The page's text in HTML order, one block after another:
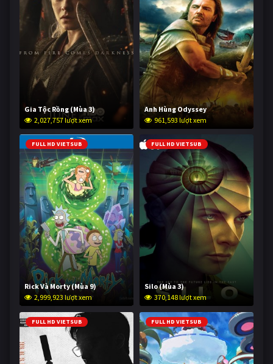
Gia Tộc Rồng (Mùa 3)
2,027,757 lượt xem
Anh Hùng Odyssey
961,593 lượt xem
FULL HD VIETSUB
Rick Và Morty (Mùa 9)
2,999,923 lượt xem
FULL HD VIETSUB
Silo (Mùa 3)
370,148 lượt xem
FULL HD VIETSUB FULL HD VIETSUB